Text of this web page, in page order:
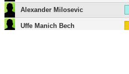
Alexander Milosevic
Uffe Manich Bech